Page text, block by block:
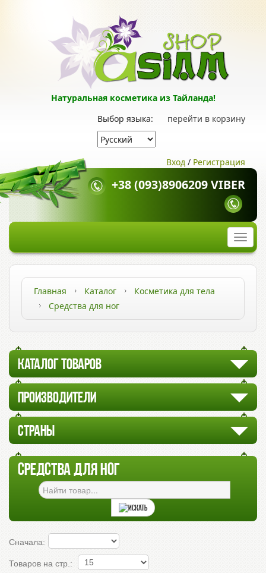
Натуральная косметика из Тайланда!
перейти в корзину
Выбор языка:
Вход / Регистрация
+38 (093)8906209 VIBER
Главная Каталог
Косметика для тела
Средства для ног
КАТАЛОГ ТОВАРОВ
ПРОИЗВОДИТЕЛИ
СТРАНЫ
СРЕДСТВА ДЛЯ НОГ
Сначала:
Товаров на стр.: